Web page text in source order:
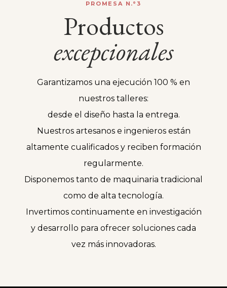
PROMESA N.°3
Productos
excepcionales
Garantizamos una ejecución 100 % en
nuestros talleres:
desde el diseño hasta la entrega.
Nuestros artesanos e ingenieros están
altamente cualificados y reciben formación
regularmente.
Disponemos tanto de maquinaria tradicional
como de alta tecnología.
Invertimos continuamente en investigación
y desarrollo para ofrecer soluciones cada
vez más innovadoras.